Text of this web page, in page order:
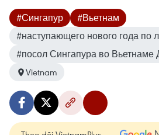
#Сингапур
#Вьетнам
#наступающего нового года по
#посол Сингапура во Вьетнаме
Vietnam